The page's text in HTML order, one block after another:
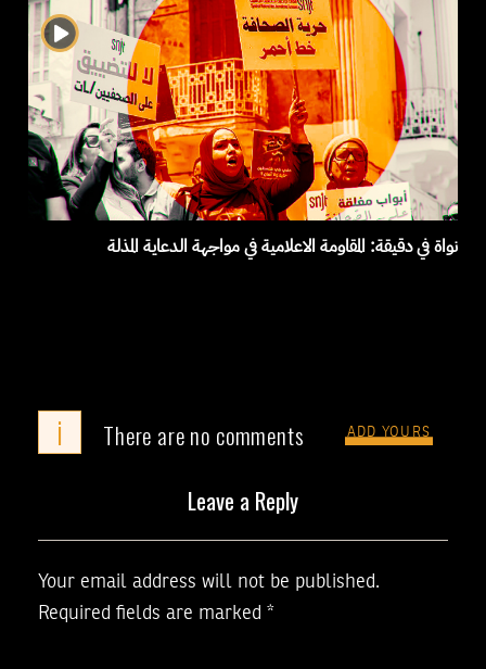
نواة في دقيقة: المقاومة الاعلامية في مواجهة الدعاية المذلة
i There are no comments ADD YOURS
Leave a Reply
Your email address will not be published.
Required fields are marked *